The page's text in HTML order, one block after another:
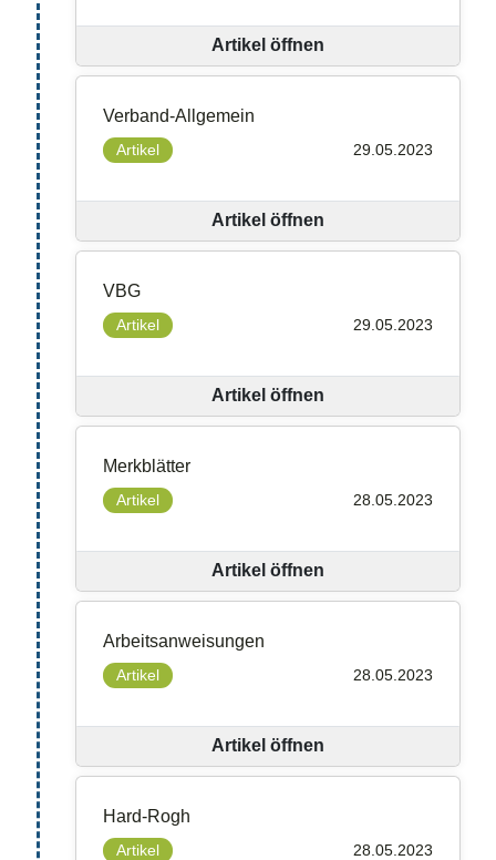
Artikel öffnen
Verband-Allgemein
Artikel 29.05.2023
Artikel öffnen
VBG
Artikel 29.05.2023
Artikel öffnen
Merkblätter
Artikel 28.05.2023
Artikel öffnen
Arbeitsanweisungen
Artikel 28.05.2023
Artikel öffnen
Hard-Rogh
Artikel 28.05.2023